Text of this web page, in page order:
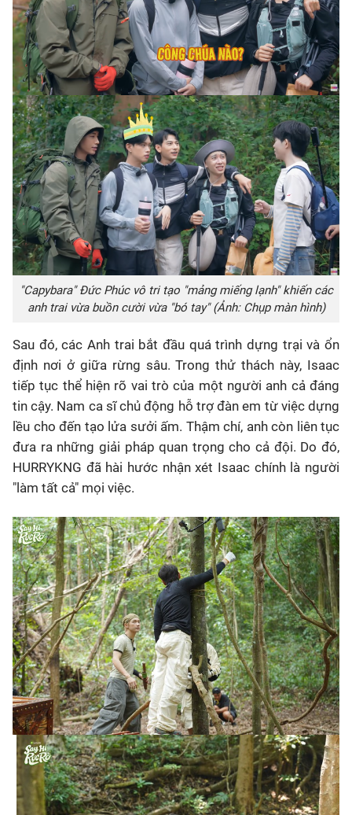
"Capybara" Đức Phúc vô tri tạo "mảng miếng lạnh" khiến các
anh trai vừa buồn cười vừa "bó tay" (Ảnh: Chụp màn hình)
Sau đó, các Anh trai bắt đầu quá trình dựng trại và ổn
định nơi ở giữa rừng sâu. Trong thử thách này, Isaac
tiếp tục thể hiện rõ vai trò của một người anh cả đáng
tin cậy. Nam ca sĩ chủ động hỗ trợ đàn em từ việc dựng
lều cho đến tạo lửa sưởi ấm. Thậm chí, anh còn liên tục
đưa ra những giải pháp quan trọng cho cả đội. Do đó,
HURRYKNG đã hài hước nhận xét Isaac chính là người
"làm tất cả" mọi việc.